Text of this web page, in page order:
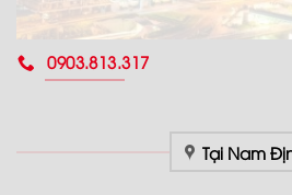
0903.813.317
Tại Nam